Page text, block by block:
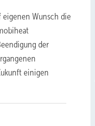
eigenen Wunsch die
der
einigen